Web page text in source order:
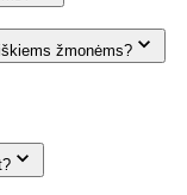
žmonėms?